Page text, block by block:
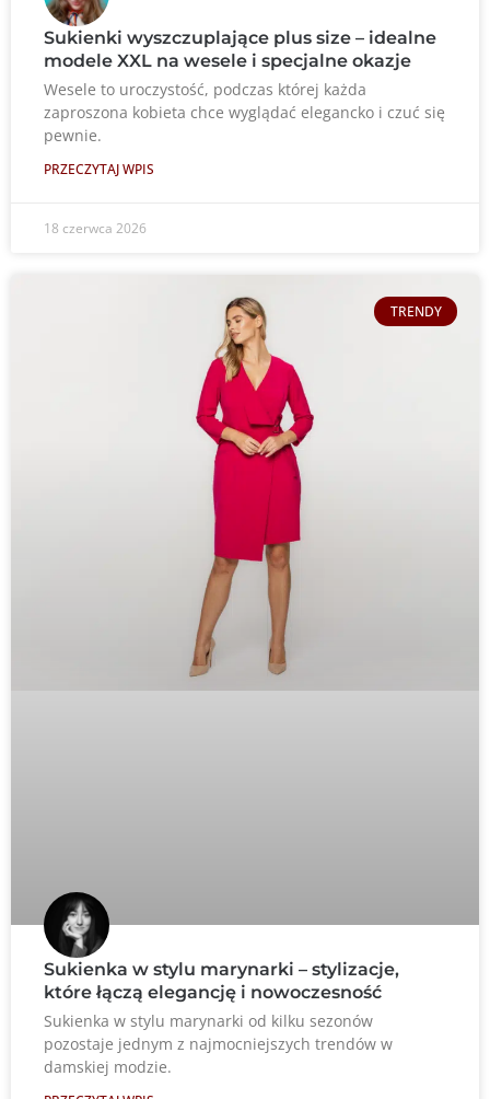
Sukienki wyszczuplające plus size – idealne
modele XXL na wesele i specjalne okazje
Wesele to uroczystość, podczas której każda
zaproszona kobieta chce wyglądać elegancko i czuć się
pewnie.
PRZECZYTAJ WPIS
18 czerwca 2026
TRENDY
Sukienka w stylu marynarki – stylizacje,
które łączą elegancję i nowoczesność
Sukienka w stylu marynarki od kilku sezonów
pozostaje jednym z najmocniejszych trendów w
damskiej modzie.